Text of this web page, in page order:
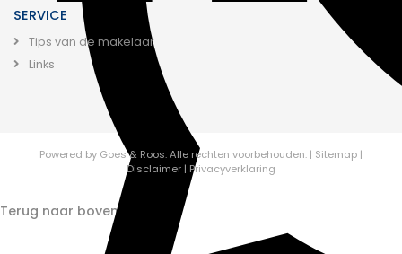
SERVICE
Tips van de makelaar
Links
Powered by Goes & Roos.Alle rechten voorbehouden. | Sitemap |
Disclaimer | Privacyverklaring